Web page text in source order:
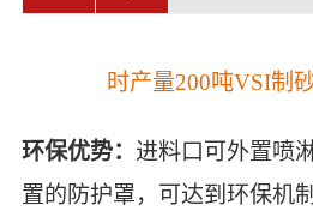
时产量200吨VSI制
环保优势： 进料口可外置喷
置的防护罩，可达到环保机